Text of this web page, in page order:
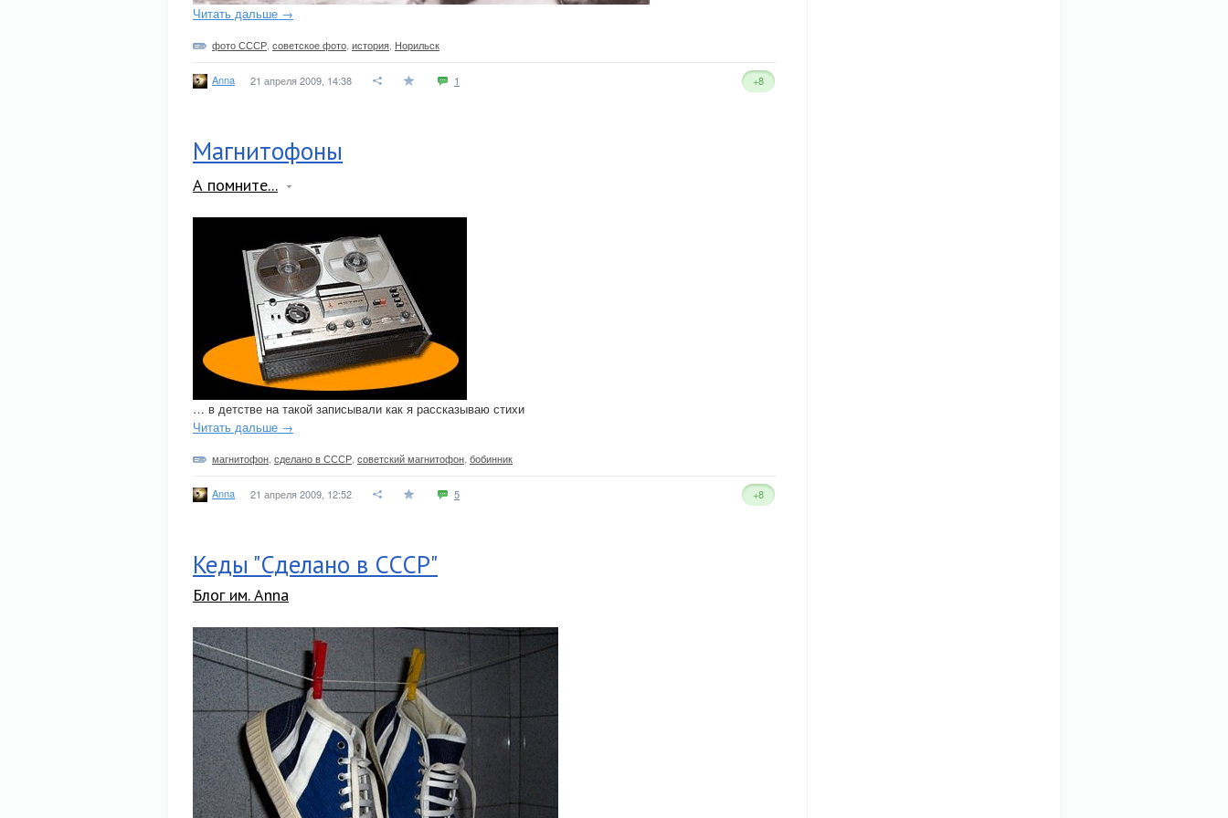
Читать дальше →
фото СССР советское фото история Норильск
Anna 21 апреля 2009, 14:38 1 +8
Магнитофоны
А помните...
… в детстве на такой записывали как я рассказываю стихи
Читать дальше →
магнитофон сделано в СССР советский магнитофон бобинник
Anna 21 апреля 2009, 12:52 5 +8
Кеды "Сделано в СССР"
Блог им. Anna